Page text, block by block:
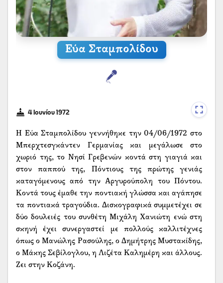
Εύα Σταμπολίδου
4 Ιουνίου 1972
Η Εύα Σταμπολίδου γεννήθηκε την 04/06/1972 στο
Μπερχτεσγκάντεν Γερμανίας και μεγάλωσε στο
χωριό της, το Νησί Γρεβενών κοντά στη γιαγιά και
στον παππού της, Πόντιους της πρώτης γενιάς
καταγόμενους από την Αργυρούπολη του Πόντου.
Κοντά τους έμαθε την ποντιακή γλώσσα και αγάπησε
τα ποντιακά τραγούδια. Δισκογραφικά συμμετέχει σε
δύο δουλειές του συνθέτη Μιχάλη Χανιώτη ενώ στη
σκηνή έχει συνεργαστεί με πολλούς καλλιτέχνες
όπως ο Μανώλης Ρασούλης, ο Δημήτρης Μυστακίδης,
ο Μάκης Σεβίλογλου, η Λιζέτα Καλημέρη και άλλους.
Ζει στην Κοζάνη.